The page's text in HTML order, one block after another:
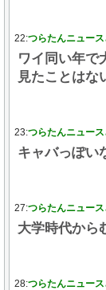
22:つらたんニュー
ワイ同い年で
見たことはな
23:つらたんニュー
キャバっぽい
27:つらたんニュー
大学時代から
28:つらたんニュー